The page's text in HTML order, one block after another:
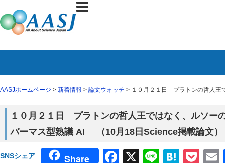
AASJホームページ > 新着情報 > 論文ウォッチ > １０月２１日 プラトンの哲人王
１０月２１日 プラトンの哲人王ではなく、ルソー
バーマス型熟議 AI （10月18日Science掲載論文）
SNSシェア Share Facebook
X Line